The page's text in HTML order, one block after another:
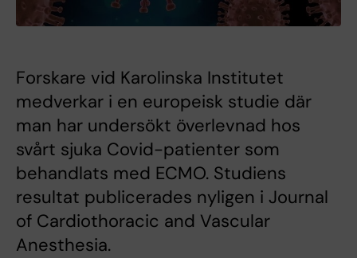
Forskare vid Karolinska Institutet
medverkar i en europeisk studie där
man har undersökt överlevnad hos
svårt sjuka Covid-patienter som
behandlats med ECMO. Studiens
resultat publicerades nyligen i Journal
of Cardiothoracic and Vascular
Anesthesia.